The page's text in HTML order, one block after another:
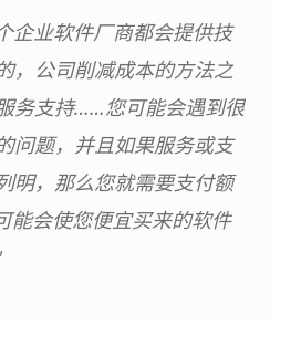
企业软件厂商都会提供技
，公司削减成本的方法之
务支持……您可能会遇到很
问题，并且如果服务或支
明，那么您就需要支付额
会使您便宜买来的软件